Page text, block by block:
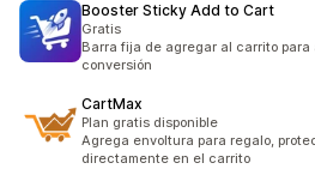
Booster Sticky Add to Cart
Gratis
Barra fija de agregar al carrito
conversión
CartMax
Plan gratis disponible
Agrega envoltura para regalo,
directamente en el carrito